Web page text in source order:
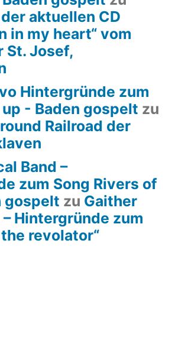
aktuellen CD
in my heart“ vom
St. Josef,
Hintergründe zum
- Baden gospelt zu
Railroad der
Band –
zum Song Rivers of
gospelt zu Gaither
Hintergründe zum
revolator“